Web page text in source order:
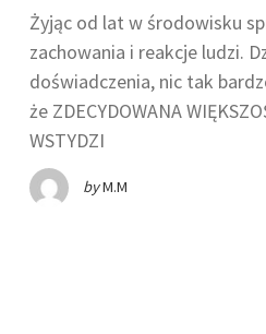
Żyjąc od lat w środowisku
zachowania i reakcje ludzi.
doświadczenia, nic tak
że ZDECYDOWANA
WSTYDZI
byM.M